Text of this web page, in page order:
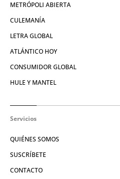
METRÓPOLI ABIERTA
CULEMANÍA
LETRA GLOBAL
ATLÁNTICO HOY
CONSUMIDOR GLOBAL
HULE Y MANTEL
Servicios
QUIÉNES SOMOS
SUSCRÍBETE
CONTACTO